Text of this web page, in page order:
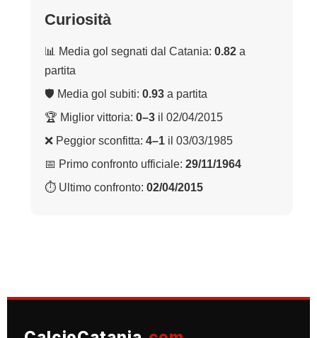
Curiosità
📊 Media gol segnati dal Catania: 0.82 a
partita
🛡 Media gol subiti: 0.93 a partita
🏆 Miglior vittoria: 0–3 il 02/04/2015
❌ Peggior sconfitta: 4–1 il 03/03/1985
📅 Primo confronto ufficiale: 29/11/1964
⏱ Ultimo confronto: 02/04/2015